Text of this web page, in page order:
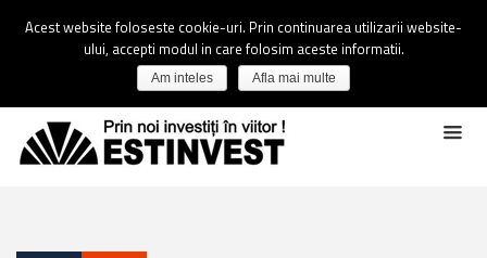
Acest website foloseste cookie-uri. Prin continuarea utilizarii website-
ului, accepti modul in care folosim aceste informatii.
Am inteles Afla mai multe